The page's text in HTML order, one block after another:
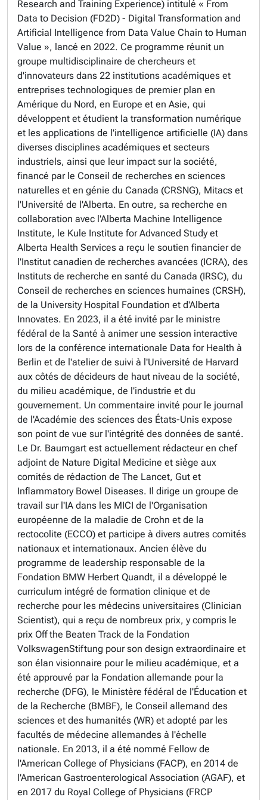
Research and Training Experience) intitulé « From
Data to Decision (FD2D) - Digital Transformation and
Artificial Intelligence from Data Value Chain to Human
Value », lancé en 2022. Ce programme réunit un
groupe multidisciplinaire de chercheurs et
d'innovateurs dans 22 institutions académiques et
entreprises technologiques de premier plan en
Amérique du Nord, en Europe et en Asie, qui
développent et étudient la transformation numérique
et les applications de l'intelligence artificielle (IA) dans
diverses disciplines académiques et secteurs
industriels, ainsi que leur impact sur la société,
financé par le Conseil de recherches en sciences
naturelles et en génie du Canada (CRSNG), Mitacs et
l'Université de l'Alberta. En outre, sa recherche en
collaboration avec l'Alberta Machine Intelligence
Institute, le Kule Institute for Advanced Study et
Alberta Health Services a reçu le soutien financier de
l'Institut canadien de recherches avancées (ICRA), des
Instituts de recherche en santé du Canada (IRSC), du
Conseil de recherches en sciences humaines (CRSH),
de la University Hospital Foundation et d'Alberta
Innovates. En 2023, il a été invité par le ministre
fédéral de la Santé à animer une session interactive
lors de la conférence internationale Data for Health à
Berlin et de l'atelier de suivi à l'Université de Harvard
aux côtés de décideurs de haut niveau de la société,
du milieu académique, de l'industrie et du
gouvernement. Un commentaire invité pour le journal
de l'Académie des sciences des États-Unis expose
son point de vue sur l'intégrité des données de santé.
Le Dr. Baumgart est actuellement rédacteur en chef
adjoint de Nature Digital Medicine et siège aux
comités de rédaction de The Lancet, Gut et
Inflammatory Bowel Diseases. Il dirige un groupe de
travail sur l'IA dans les MICI de l'Organisation
européenne de la maladie de Crohn et de la
rectocolite (ECCO) et participe à divers autres comités
nationaux et internationaux. Ancien élève du
programme de leadership responsable de la
Fondation BMW Herbert Quandt, il a développé le
curriculum intégré de formation clinique et de
recherche pour les médecins universitaires (Clinician
Scientist), qui a reçu de nombreux prix, y compris le
prix Off the Beaten Track de la Fondation
VolkswagenStiftung pour son design extraordinaire et
son élan visionnaire pour le milieu académique, et a
été approuvé par la Fondation allemande pour la
recherche (DFG), le Ministère fédéral de l'Éducation et
de la Recherche (BMBF), le Conseil allemand des
sciences et des humanités (WR) et adopté par les
facultés de médecine allemandes à l'échelle
nationale. En 2013, il a été nommé Fellow de
l'American College of Physicians (FACP), en 2014 de
l'American Gastroenterological Association (AGAF), et
en 2017 du Royal College of Physicians (FRCP